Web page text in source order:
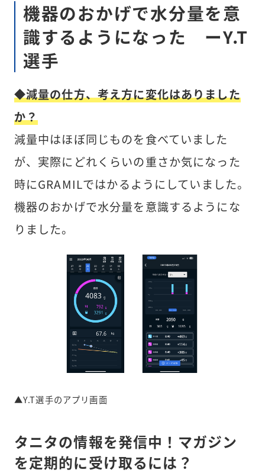
機器のおかげで水分量を意
識するようになった ーY.T
選手
◆減量の仕方、考え方に変化はありました
か？
減量中はほぼ同じものを食べていました
が、実際にどれくらいの重さか気になった
時にGRAMILではかるようにしていました。
機器のおかげで水分量を意識するようにな
りました。
▲Y.T選手のアプリ画面
タニタの情報を発信中！マガジン
を定期的に受け取るには？